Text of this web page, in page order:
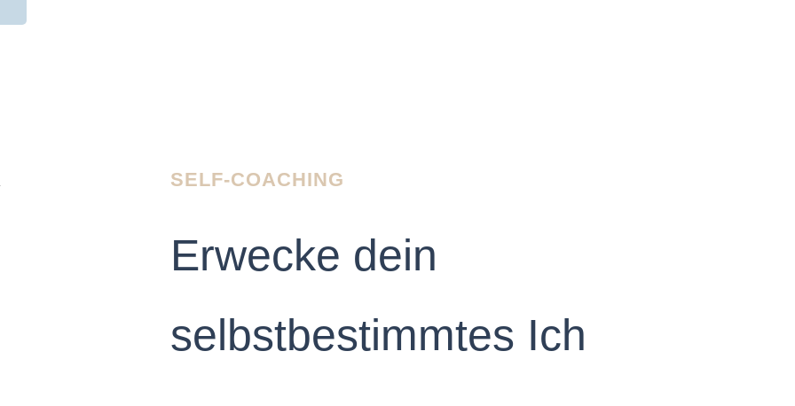
SELF-COACHING
Erwecke dein
selbstbestimmtes Ich